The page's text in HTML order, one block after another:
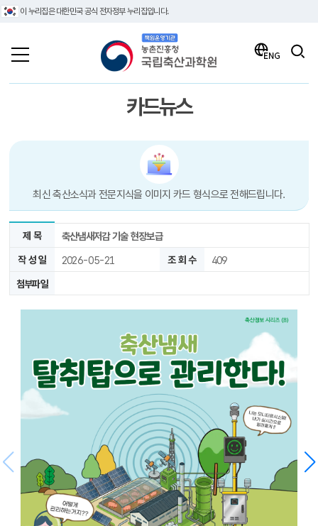
이 누리집은 대한민국 공식 전자정부 누리집입니다.
책임운영기관 농촌진흥청 국립축산과학원
카드뉴스
최신 축산소식과 전문지식을 이미지 카드 형식으로 전해드립니다.
제 목 축산냄새저감 기술 현장보급
작 성 일 2026-05-21 조 회 수 409
첨부파일